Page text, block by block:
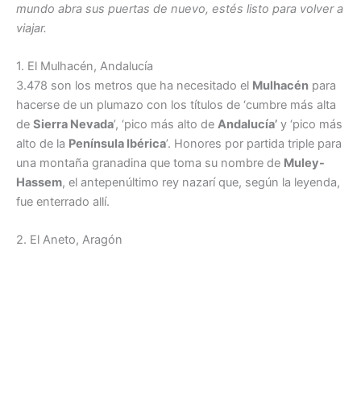
mundo abra sus puertas de nuevo, estés listo para volver a
viajar.
1. El Mulhacén, Andalucía
3.478 son los metros que ha necesitado el Mulhacén para
hacerse de un plumazo con los títulos de ‘cumbre más alta
de Sierra Nevada’, ‘pico más alto de Andalucía’ y ‘pico más
alto de la Península Ibérica’. Honores por partida triple para
una montaña granadina que toma su nombre de Muley-
Hassem, el antepenúltimo rey nazarí que, según la leyenda,
fue enterrado allí.
2. El Aneto, Aragón